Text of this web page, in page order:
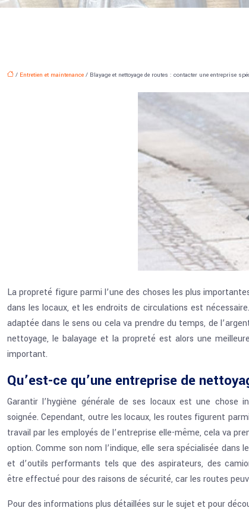
/ Entretien et maintenance / Blayage et nettoyage de routes : contacter une entreprise
La propreté figure parmi l’une des choses les plus
dans les locaux, et les endroits de circulations est
adaptée dans le sens ou cela va prendre du temps, de
nettoyage, le balayage et la propreté est alors une
important.
Qu’est-ce qu’une entreprise de
Garantir l’hygiène générale de ses locaux est une
soignée. Cependant, outre les locaux, les routes figurent
travail par les employés de l’entreprise elle-même, cela va
option. Comme son nom l’indique, elle sera spécialisée
et d’outils performants tels que des aspirateurs, des
être effectué pour des raisons de sécurité, car les routes
Pour des informations plus détaillées sur le sujet et pour